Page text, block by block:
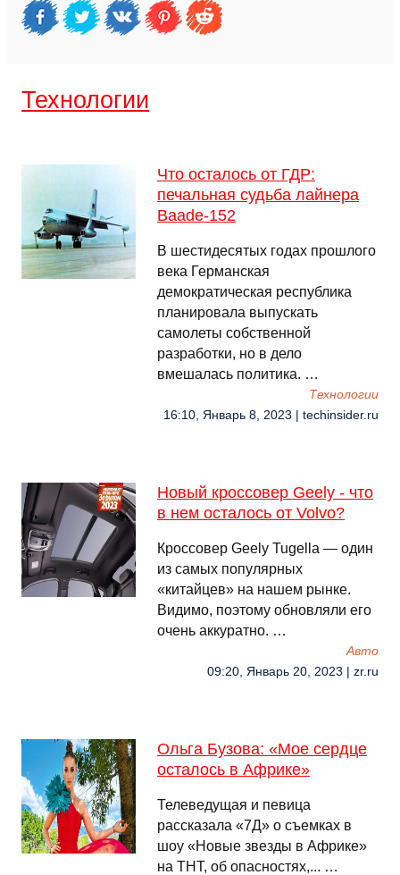
Технологии
Что осталось от ГДР:
печальная судьба лайнера
Baade-152
В шестидесятых годах прошлого
века Германская
демократическая республика
планировала выпускать
самолеты собственной
разработки, но в дело
вмешалась политика. …
Технологии
16:10, Январь 8, 2023 | techinsider.ru
Новый кроссовер Geely - что
в нем осталось от Volvo?
Кроссовер Geely Tugella — один
из самых популярных
«китайцев» на нашем рынке.
Видимо, поэтому обновляли его
очень аккуратно. …
Авто
09:20, Январь 20, 2023 | zr.ru
Ольга Бузова: «Мое сердце
осталось в Африке»
Телеведущая и певица
рассказала «7Д» о съемках в
шоу «Новые звезды в Африке»
на ТНТ, об опасностях,... …